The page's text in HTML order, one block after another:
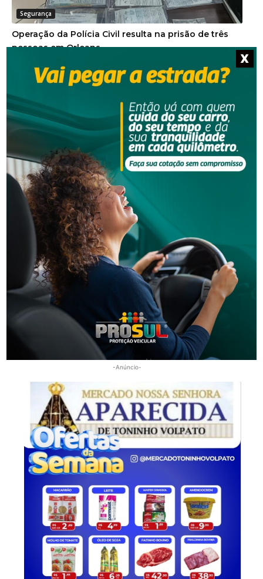
Segurança
Operação da Polícia Civil resulta na prisão de três
pessoas em Orleans
Segurança
Homem procurado pela Justiça é preso em Orleans
Polícia Militar apreende adolescente com moto
furtada em Tubarão
-Anúncio-
X